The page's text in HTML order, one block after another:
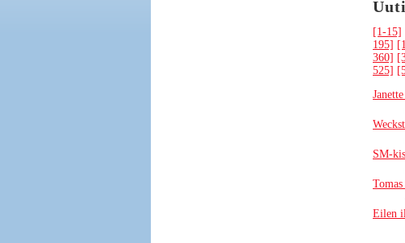
[1-15]
195]
360]
525]
SM-
Eilen